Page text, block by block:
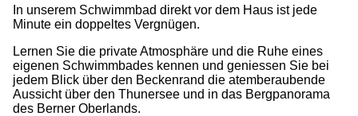
In unserem Schwimmbad direkt vor dem Haus ist jede
Minute ein doppeltes Vergnügen.
Lernen Sie die private Atmosphäre und die Ruhe eines
eigenen Schwimmbades kennen und geniessen Sie bei
jedem Blick über den Beckenrand die atemberaubende
Aussicht über den Thunersee und in das Bergpanorama
des Berner Oberlands.